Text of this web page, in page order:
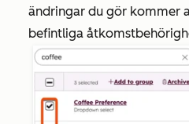
ändringar du gör kommer
befintliga